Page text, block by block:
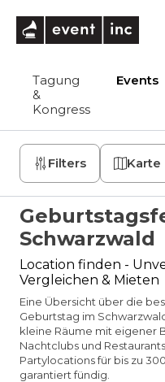
Tagung
&
Kongress
Events
Filters Karte
Schwarzwald
Location finden -
Vergleichen & Mieten
Eine Übersicht über die
Geburtstag im
kleine Räume mit eigener
Nachtclubs und
Partylocations für bis zu
garantiert fündig.